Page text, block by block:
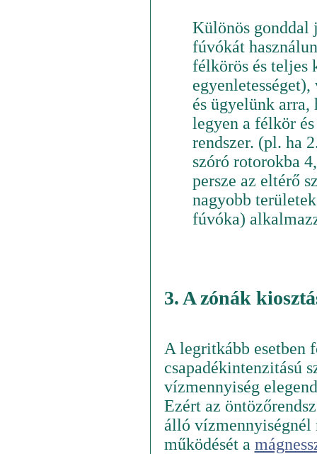
Különös gonddal
fúvókát
félkörös és teljes
és ügyelünk
legyen a félkör
rendszer. (pl. ha
szóró rotorokba
persze az eltérő
nagyobb
fúvóka)
3. A zónák
A legritkább esetben
csapadékintenzitású
vízmennyiség
Ezért az
álló vízmennyiségnél
működését a